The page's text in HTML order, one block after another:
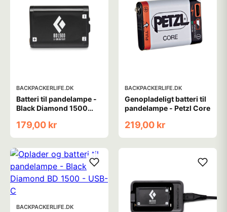
BACKPACKERLIFE.DK
Batteri til pandelampe -
Black Diamond 1500
179,00 kr
BACKPACKERLIFE.DK
Genopladeligt batteri til
pandelampe - Petzl Core
219,00 kr
BACKPACKERLIFE.DK